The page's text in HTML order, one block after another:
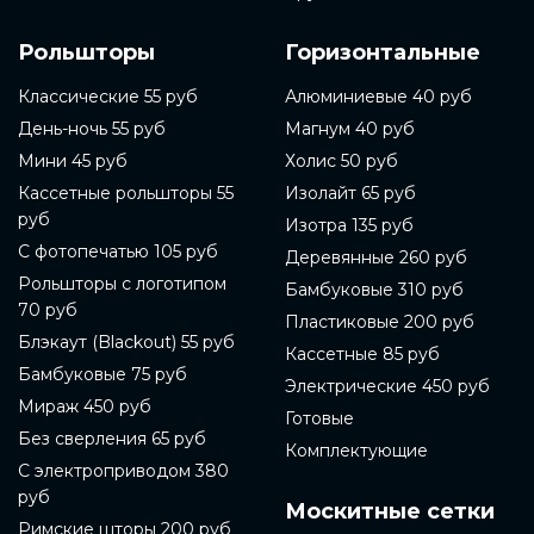
которые позволяют легко настроить свет в вашей
компании и наслаждайтесь своим новым
интерьером. Готовые рольшторы - это один из
самых популярных видов оконных штор. Они
позволяют регулировать проникновение света в
комнату, а также защищают от солнечных лучей.
Готовые рольшторы можно купить в магазинах, в
интернет-магазинах или заказать на сайте
компании-производителя. В данной статье мы
расскажем подробнее о том, как выбрать и купить
готовые рольшторы.
Перед покупкой готовых рольштор необходимо
определиться с материалом. Готовые рольшторы
могут быть изготовлены из ткани, металла, пластика
или дерева. В зависимости от выбранного
материала, шторы могут выполнять разные
функции. Например, готовые рольшторы из ткани
могут создать уютную атмосферу, а металлические
готовые рольшторы могут быть более прочными и
защищать от солнечного света.
Рольшторы
Классические 55 руб
День-ночь 55 руб
Мини 45 руб
Кассетные рольшторы 55
руб
С фотопечатью 105 руб
Рольшторы с логотипом
70 руб
Блэкаут (Blackout) 55 руб
Бамбуковые 75 руб
Мираж 450 руб
Без сверления 65 руб
С электроприводом 380
руб
Римские шторы 200 руб
Горизонтальные
Алюминиевые 40 руб
Магнум 40 руб
Холис 50 руб
Изолайт 65 руб
Изотра 135 руб
Деревянные 260 руб
Бамбуковые 310 руб
Пластиковые 200 руб
Кассетные 85 руб
Электрические 450 руб
Готовые
Комплектующие
Москитные сетки